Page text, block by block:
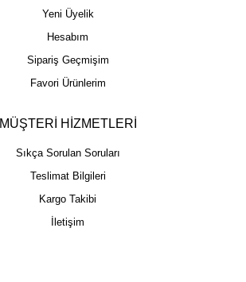
Yeni Üyelik
Hesabım
Sipariş Geçmişim
Favori Ürünlerim
MÜŞTERİ HİZMETLERİ
Sıkça Sorulan Soruları
Teslimat Bilgileri
Kargo Takibi
İletişim